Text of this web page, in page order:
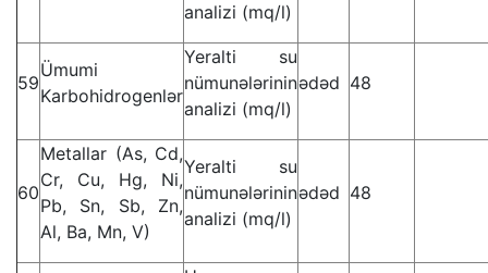
analizi (mq/l)
59
Ümumi
Karbohidrogenlər
Yeralti su
nümunələrinin
analizi (mq/l)
ədəd 48
60
Metallar (As, Cd,
Cr, Cu, Hg, Ni,
Pb, Sn, Sb, Zn,
Al, Ba, Mn, V)
Yeralti su
nümunələrinin
analizi (mq/l)
ədəd 48